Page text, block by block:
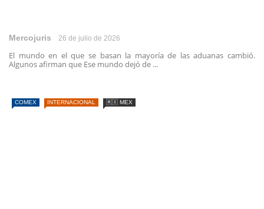
Mercojuris 26 de julio de 2026
El mundo en el que se basan la mayoría de las aduanas cambió.
Algunos afirman que Ese mundo dejó de ...
COMEX INTERNACIONAL 🇲🇽 MEX